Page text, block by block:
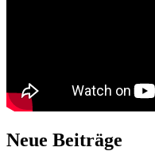
Neue Beiträge